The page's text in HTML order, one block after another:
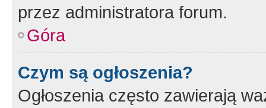
przez administratora forum.
Góra
Czym są ogłoszenia?
Ogłoszenia często zawierają